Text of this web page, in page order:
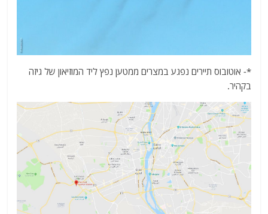
*- אוטובוס תיירים נפגע במצרים ממטען נפץ ליד המוזיאון של גיזה
בקהיר.